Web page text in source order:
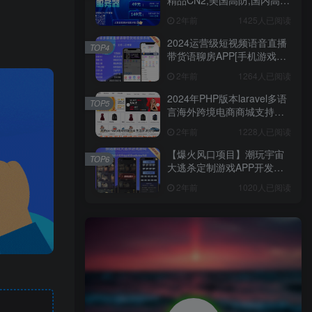
物理机
2年前 1425人已阅读
2024运营级短视频语音直播
带货语聊房APP[手机游戏直
程序公会
2年前 1264人已阅读
TOP4
2024年PHP版本laravel多语
言海外跨境电商商城支持多
商户入驻
2年前 1228人已阅读
TOP5
【爆火风口项目】潮玩宇宙
大逃杀定制游戏APP开发无
码嵌入
2年前 1020人已阅读
TOP6